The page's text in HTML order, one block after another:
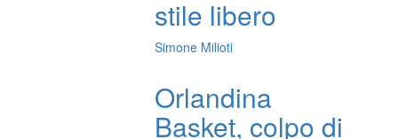
stile libero
Simone Milioti
Orlandina
Basket, colpo di